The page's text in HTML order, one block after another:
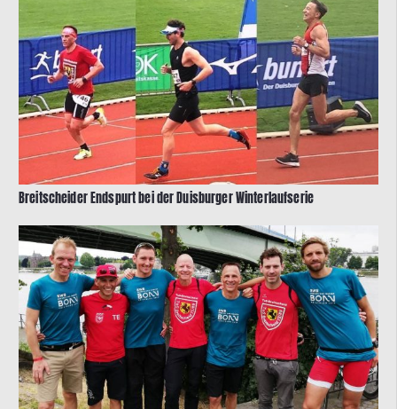
Breitscheider Endspurt bei der Duisburger Winterlaufserie